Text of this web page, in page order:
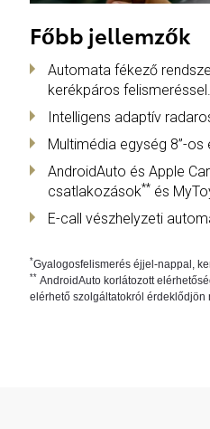
Főbb jellemzők
Automata fékező
kerékpáros
Intelligens adaptív
Multimédia egység 8”-os
AndroidAuto és Apple
csatlakozások** és
E-call vészhelyzeti
*Gyalogosfelismerés éjjel‑nappal,
** AndroidAuto korlátozott
elérhető szolgáltatokról érdeklődjön